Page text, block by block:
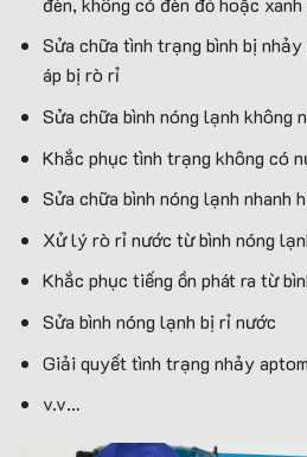
Sửa chữa tình trạng bình bị
áp bị rò rỉ
Sửa chữa bình nóng lạnh không
Khắc phục tình trạng không có
Sửa chữa bình nóng lạnh nhanh
Xử lý rò rỉ nước từ bình nóng
Khắc phục tiếng ồn phát ra từ
Sửa bình nóng lạnh bị rỉ nước
Giải quyết tình trạng nhảy
v.v…